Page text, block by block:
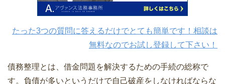
たった3つの質問に答えるだけでとても簡単です！相談は
無料なのでお試し登録して下さい！
債務整理とは、借金問題を解決するための手続の総称で
す。負債が多いというだけで自己破産をしなければならな